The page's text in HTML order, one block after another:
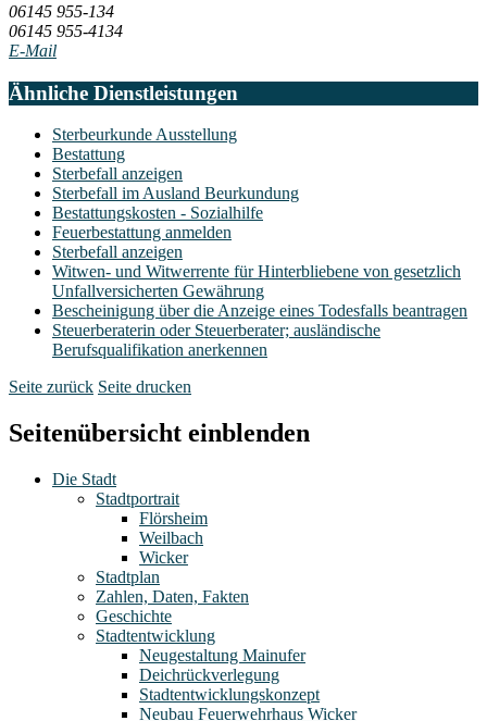
06145 955-134
06145 955-4134
E-Mail
Ähnliche Dienstleistungen
Sterbeurkunde Ausstellung
Bestattung
Sterbefall anzeigen
Sterbefall im Ausland Beurkundung
Bestattungskosten - Sozialhilfe
Feuerbestattung anmelden
Sterbefall anzeigen
Witwen- und Witwerrente für Hinterbliebene von gesetzlich
Unfallversicherten Gewährung
Bescheinigung über die Anzeige eines Todesfalls beantragen
Steuerberaterin oder Steuerberater; ausländische
Berufsqualifikation anerkennen
Seite zurück Seite drucken
Seitenübersicht einblenden
Die Stadt
Stadtportrait
Flörsheim
Weilbach
Wicker
Stadtplan
Zahlen, Daten, Fakten
Geschichte
Stadtentwicklung
Neugestaltung Mainufer
Deichrückverlegung
Stadtentwicklungskonzept
Neubau Feuerwehrhaus Wicker